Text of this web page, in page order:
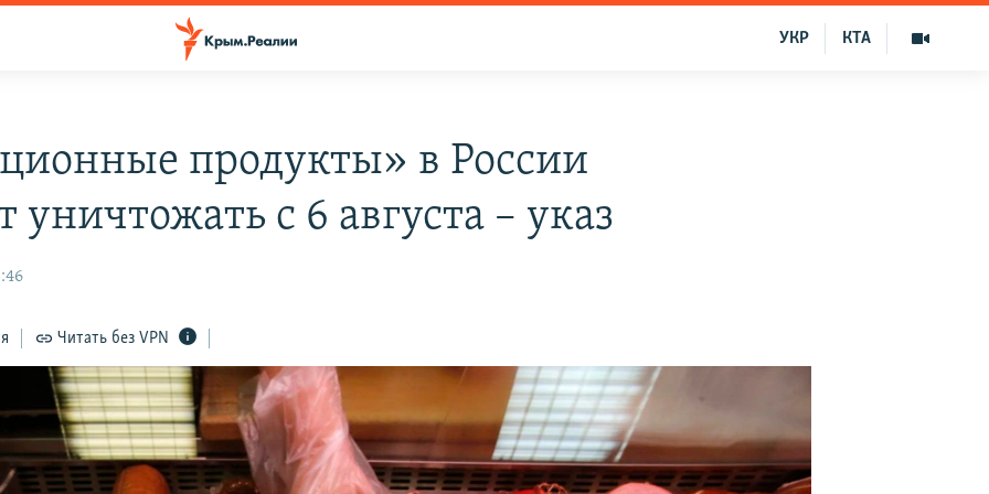
КТА
УКР
продукты» в России
уничтожать с 6 августа – указ
Читать без VPN